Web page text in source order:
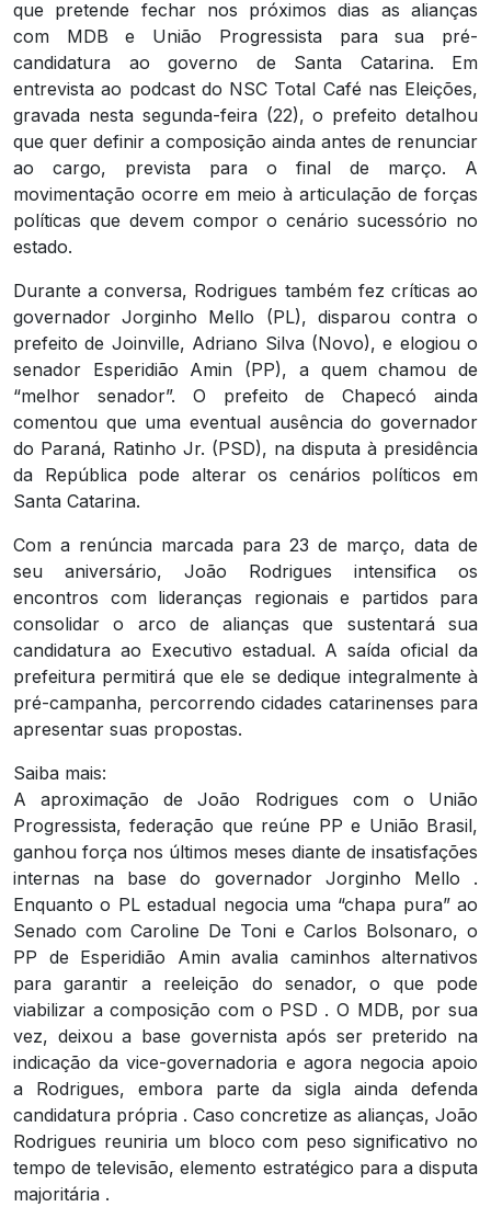
que pretende fechar nos próximos dias as alianças
com MDB e União Progressista para sua pré-
candidatura ao governo de Santa Catarina. Em
entrevista ao podcast do NSC Total Café nas Eleições,
gravada nesta segunda-feira (22), o prefeito detalhou
que quer definir a composição ainda antes de renunciar
ao cargo, prevista para o final de março. A
movimentação ocorre em meio à articulação de forças
políticas que devem compor o cenário sucessório no
estado.
Durante a conversa, Rodrigues também fez críticas ao
governador Jorginho Mello (PL), disparou contra o
prefeito de Joinville, Adriano Silva (Novo), e elogiou o
senador Esperidião Amin (PP), a quem chamou de
“melhor senador”. O prefeito de Chapecó ainda
comentou que uma eventual ausência do governador
do Paraná, Ratinho Jr. (PSD), na disputa à presidência
da República pode alterar os cenários políticos em
Santa Catarina.
Com a renúncia marcada para 23 de março, data de
seu aniversário, João Rodrigues intensifica os
encontros com lideranças regionais e partidos para
consolidar o arco de alianças que sustentará sua
candidatura ao Executivo estadual. A saída oficial da
prefeitura permitirá que ele se dedique integralmente à
pré-campanha, percorrendo cidades catarinenses para
apresentar suas propostas.
Saiba mais:
A aproximação de João Rodrigues com o União
Progressista, federação que reúne PP e União Brasil,
ganhou força nos últimos meses diante de insatisfações
internas na base do governador Jorginho Mello .
Enquanto o PL estadual negocia uma “chapa pura” ao
Senado com Caroline De Toni e Carlos Bolsonaro, o
PP de Esperidião Amin avalia caminhos alternativos
para garantir a reeleição do senador, o que pode
viabilizar a composição com o PSD . O MDB, por sua
vez, deixou a base governista após ser preterido na
indicação da vice-governadoria e agora negocia apoio
a Rodrigues, embora parte da sigla ainda defenda
candidatura própria . Caso concretize as alianças, João
Rodrigues reuniria um bloco com peso significativo no
tempo de televisão, elemento estratégico para a disputa
majoritária .